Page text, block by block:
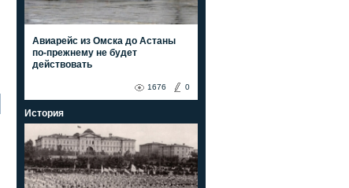
Авиарейс из Омска до Астаны
по-прежнему не будет
действовать
0
1676
История